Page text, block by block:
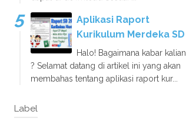
Aplikasi Raport
Kurikulum Merdeka SD
Halo! Bagaimana kabar kalian
? Selamat datang di artikel ini yang akan
membahas tentang aplikasi raport kur...
Label